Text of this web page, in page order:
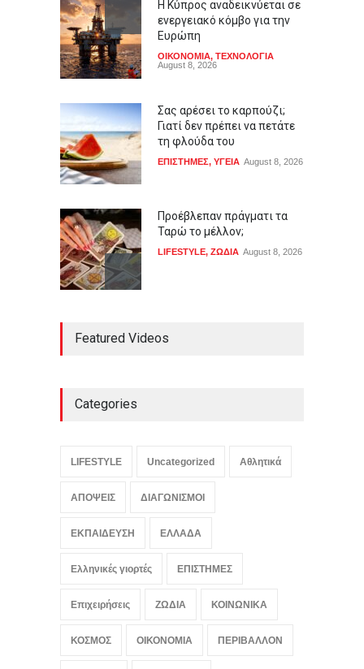
Η Κύπρος αναδεικνύεται σε
ενεργειακό κόμβο για την
Ευρώπη
ΟΙΚΟΝΟΜΙΑ, ΤΕΧΝΟΛΟΓΙΑ
August 8, 2026
Σας αρέσει το καρπούζι;
Γιατί δεν πρέπει να πετάτε
τη φλούδα του
ΕΠΙΣΤΗΜΕΣ, ΥΓΕΙΑ August 8, 2026
Προέβλεπαν πράγματι τα
Ταρώ το μέλλον;
LIFESTYLE, ΖΩΔΙΑ August 8, 2026
αντιπολίτευσης εκτόξευσε
Η ουκρανική startup που
Ρωσία
ΤΕΧΝΟΛΟΓΙΑ
Featured Videos
Categories
LIFESTYLE Uncategorized Αθλητικά
ΑΠΟΨΕΙΣ ΔΙΑΓΩΝΙΣΜΟΙ
ΕΚΠΑΙΔΕΥΣΗ ΕΛΛΑΔΑ
Ελληνικές γιορτές ΕΠΙΣΤΗΜΕΣ
Επιχειρήσεις ΖΩΔΙΑ ΚΟΙΝΩΝΙΚΑ
ΚΟΣΜΟΣ ΟΙΚΟΝΟΜΙΑ ΠΕΡΙΒΑΛΛΟΝ